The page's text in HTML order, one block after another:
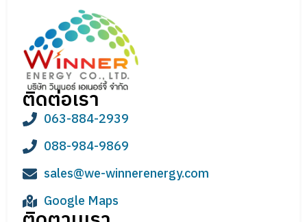
ติดต่อเรา
063-884-2939
088-984-9869
sales@we-winnerenergy.com
Google Maps